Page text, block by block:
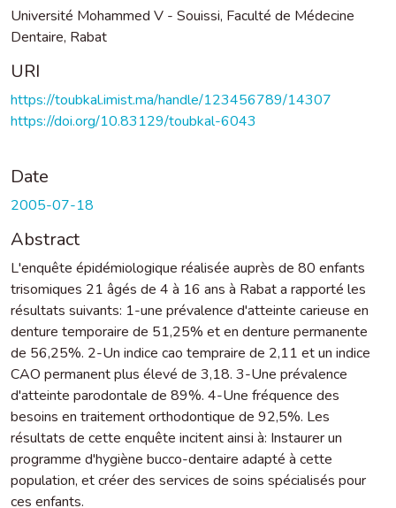
Université Mohammed V - Souissi, Faculté de Médecine
Dentaire, Rabat
URI
https://toubkal.imist.ma/handle/123456789/14307
https://doi.org/10.83129/toubkal-6043
Date
2005-07-18
Abstract
L'enquête épidémiologique réalisée auprès de 80 enfants
trisomiques 21 âgés de 4 à 16 ans à Rabat a rapporté les
résultats suivants: 1-une prévalence d'atteinte carieuse en
denture temporaire de 51,25% et en denture permanente
de 56,25%. 2-Un indice cao tempraire de 2,11 et un indice
CAO permanent plus élevé de 3,18. 3-Une prévalence
d'atteinte parodontale de 89%. 4-Une fréquence des
besoins en traitement orthodontique de 92,5%. Les
résultats de cette enquête incitent ainsi à: Instaurer un
programme d'hygiène bucco-dentaire adapté à cette
population, et créer des services de soins spécialisés pour
ces enfants.